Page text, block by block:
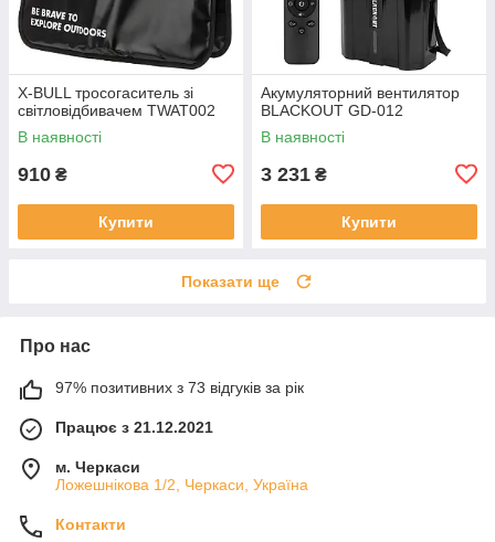
X-BULL тросогаситель зі
світловідбивачем TWAT002
В наявності
910 ₴
Купити
Акумуляторний вентилятор
BLACKOUT GD-012
В наявності
3 231 ₴
Купити
Показати ще
Про нас
97% позитивних з 73 відгуків за рік
Працює з 21.12.2021
м. Черкаси
Ложешнікова 1/2, Черкаси, Україна
Контакти